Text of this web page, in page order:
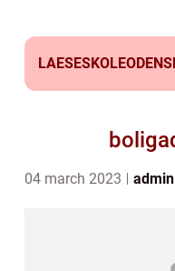
04 march 2023 admin